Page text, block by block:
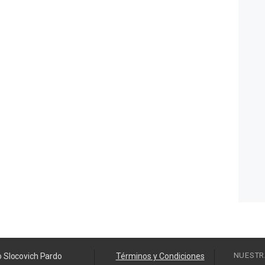
Slocovich Pardo Términos y Condiciones